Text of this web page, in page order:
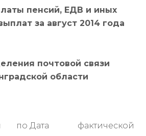
пенсий, ЕДВ и иных
за август 2014 года
почтовой связи
области
по Дата фактической